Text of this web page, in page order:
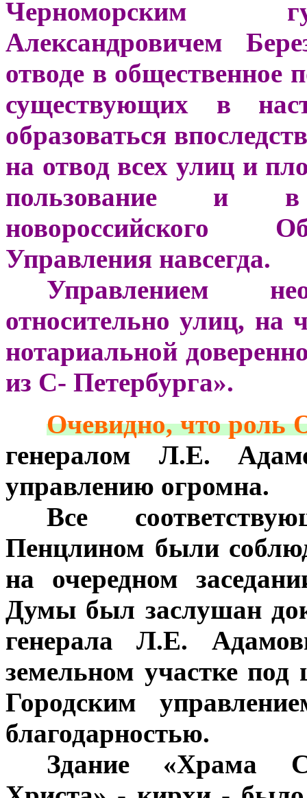
Черноморским
Александровичем
отводе в общественное
существующих в
образоваться
на отвод всех улиц и
пользование и в
новороссийского
Управления навсегда.
Управлением
относительно улиц, на
нотариальной
из С- Петербурга».
Очевидно, что роль
генералом Л.Е.
управлению огромна.
Все
Пенцлином были
на очередном
Думы был заслушан
генерала Л.Е.
земельном участке
Городским
благодарностью.
Здание «Храма